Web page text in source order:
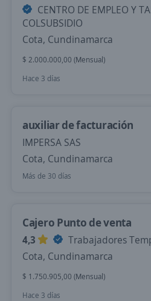
CENTRO DE EMPLEO Y
COLSUBSIDIO
Cota, Cundinamarca
$ 2.000.000,00 (Mensual)
Hace 3 días
auxiliar de facturación
IMPERSA SAS
Cota, Cundinamarca
Más de 30 días
Cajero Punto de venta
4,3
Trabajadores
Cota, Cundinamarca
$ 1.750.905,00 (Mensual)
Hace 3 días